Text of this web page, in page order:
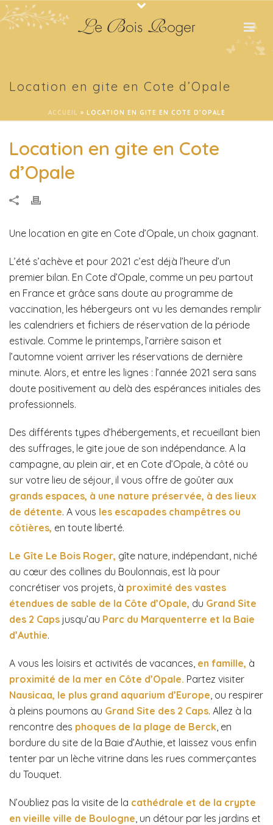
Location en gite en Cote d’Opale
ACCUEIL » LOCATION EN GITE EN COTE D’OPALE
Location en gite en Cote
d’Opale
Une location en gite en Cote d’Opale, un choix gagnant.
L’été s’achève et pour 2021 c’est déjà l’heure d’un
premier bilan. En Cote d’Opale, comme un peu partout
en France et grâce sans doute au programme de
vaccination, les hébergeurs ont vu les demandes remplir
les calendriers et fichiers de réservation de la période
estivale. Comme le printemps, l’arrière saison et
l’automne voient arriver les réservations de dernière
minute. Alors, et entre les lignes : l’année 2021 sera sans
doute positivement au delà des espérances initiales des
professionnels.
Des différents types d’hébergements, et recueillant bien
des suffrages, le gite joue de son indépendance. A la
campagne, au plein air, et en Cote d’Opale, à côté ou
sur votre lieu de séjour, il vous offre de goûter aux
grands espaces, à une nature préservée, à des lieux
de détente. A vous les escapades champêtres ou
côtières, en toute liberté.
Le Gîte Le Bois Roger, gîte nature, indépendant, niché
au cœur des collines du Boulonnais, est là pour
concrétiser vos projets, à proximité des vastes
étendues de sable de la Côte d’Opale, du Grand Site
des 2 Caps jusqu’au Parc du Marquenterre et la Baie
d’Authie.
A vous les loisirs et activités de vacances, en famille, à
proximité de la mer en Côte d’Opale. Partez visiter
Nausicaa, le plus grand aquarium d’Europe, ou respirer
à pleins poumons au Grand Site des 2 Caps. Allez à la
rencontre des phoques de la plage de Berck, en
bordure du site de la Baie d’Authie, et laissez vous enfin
tenter par un lèche vitrine dans les rues commerçantes
du Touquet.
N’oubliez pas la visite de la cathédrale et de la crypte
en vieille ville de Boulogne, un détour par les jardins et